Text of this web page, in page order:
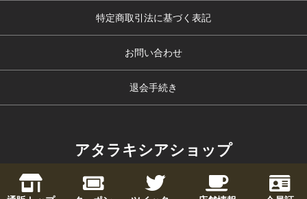
特定商取引法に基づく表記
お問い合わせ
退会手続き
アタラキシアショップ